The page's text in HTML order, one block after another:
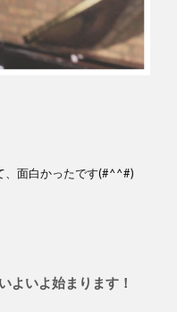
、面白かったです(#^^#)
いよいよ始まります！